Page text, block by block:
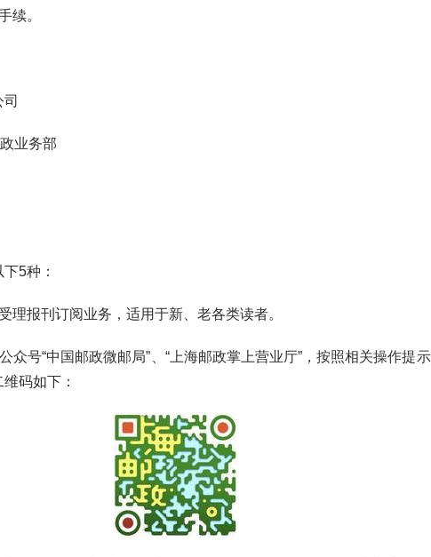
续。
业务部
5种：
报刊订阅业务，适用于新、老各类读者。
号“中国邮政微邮局”、“上海邮政掌上营业厅”，按照相关操作提
码如下：